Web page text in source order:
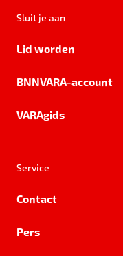
Sluit je aan
Lid worden
BNNVARA-account
VARAgids
Service
Contact
Pers